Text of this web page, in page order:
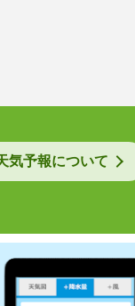
気予報について